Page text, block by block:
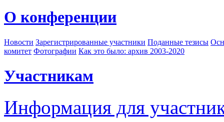
О конференции
Новости Зарегистрированные участники Поданные тезисы
комитет Фотографии Как это было: архив 2003-2020
Участникам
Информация для